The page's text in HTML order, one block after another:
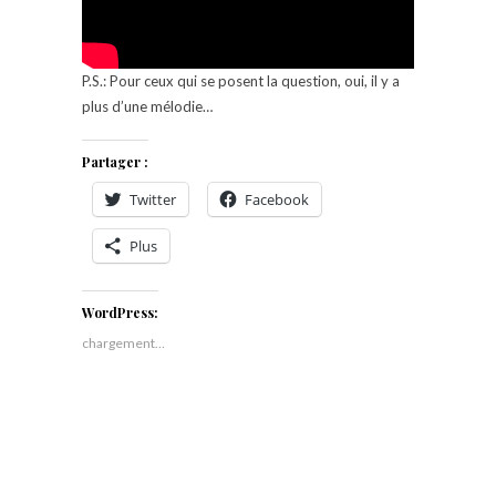
P.S.: Pour ceux qui se posent la question, oui, il y a
plus d’une mélodie…
Partager :
Twitter Facebook
Plus
WordPress:
chargement…